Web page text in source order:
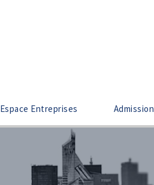
Espace Entreprises Admission